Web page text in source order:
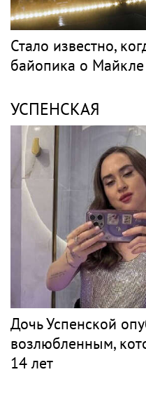
Стало известно,
байопика о
УСПЕНСКАЯ
Дочь Успенской
возлюбленным,
14 лет